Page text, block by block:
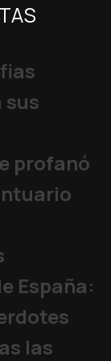
profanó
España:
las